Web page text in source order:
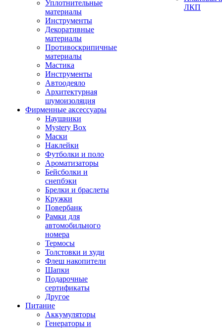
Уплотнительные
материалы
Инструменты
Декоративные
материалы
Противоскрипичные
материалы
Мастика
Инструменты
Автоодеяло
Архитектурная
шумоизоляция
Фирменные аксессуары
Наушники
Mystery Box
Маски
Наклейки
Футболки и поло
Ароматизаторы
Бейсболки и
снепбэки
Брелки и браслеты
Кружки
Повербанк
Рамки для
автомобильного
номера
Термосы
Толстовки и худи
Флеш накопители
Шапки
Подарочные
сертификаты
Другое
Питание
Аккумуляторы
Генераторы и
ЛКП